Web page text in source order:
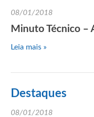
08/01/2018
Minuto Técnico –
Leia mais »
Destaques
08/01/2018